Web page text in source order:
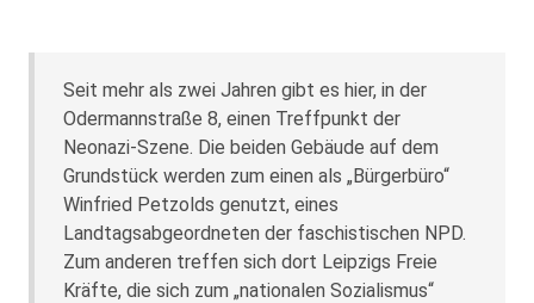
Seit mehr als zwei Jahren gibt es hier, in der
Odermannstraße 8, einen Treffpunkt der
Neonazi-Szene. Die beiden Gebäude auf dem
Grundstück werden zum einen als „Bürgerbüro“
Winfried Petzolds genutzt, eines
Landtagsabgeordneten der faschistischen NPD.
Zum anderen treffen sich dort Leipzigs Freie
Kräfte, die sich zum „nationalen Sozialismus“